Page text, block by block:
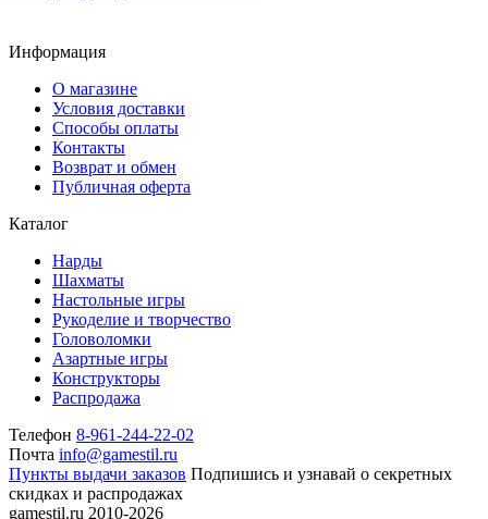
Информация
О магазине
Условия доставки
Способы оплаты
Контакты
Возврат и обмен
Публичная оферта
Каталог
Нарды
Шахматы
Настольные игры
Рукоделие и творчество
Головоломки
Азартные игры
Конструкторы
Распродажа
Телефон 8-961-244-22-02
Почта info@gamestil.ru
Пункты выдачи заказов Подпишись и узнавай о секретных
скидках и распродажах
gamestil.ru 2010-2026